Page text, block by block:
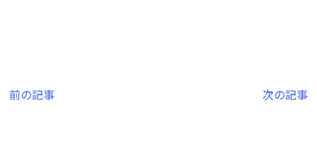
投
前の記事 次の記事